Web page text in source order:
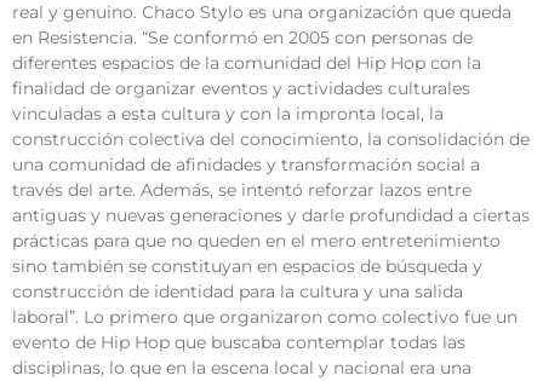
real y genuino. Chaco Stylo es una organización que queda
en Resistencia. “Se conformó en 2005 con personas de
diferentes espacios de la comunidad del Hip Hop con la
finalidad de organizar eventos y actividades culturales
vinculadas a esta cultura y con la impronta local, la
construcción colectiva del conocimiento, la consolidación de
una comunidad de afinidades y transformación social a
través del arte. Además, se intentó reforzar lazos entre
antiguas y nuevas generaciones y darle profundidad a ciertas
prácticas para que no queden en el mero entretenimiento
sino también se constituyan en espacios de búsqueda y
construcción de identidad para la cultura y una salida
laboral”. Lo primero que organizaron como colectivo fue un
evento de Hip Hop que buscaba contemplar todas las
disciplinas, lo que en la escena local y nacional era una